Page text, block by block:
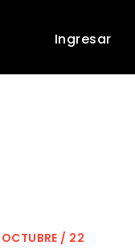
Ingresar
/ 22